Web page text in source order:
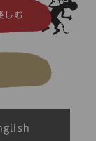
による文章
故・入江正
ション）の
の紙を袋綴
よび裏表紙
して、二重
と墨刷りさ
しむ